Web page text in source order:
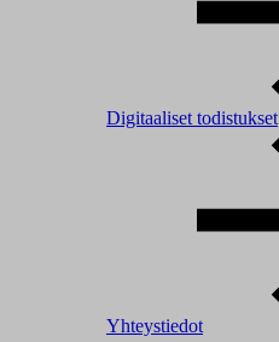
Digitaaliset todistukset
Yhteystiedot